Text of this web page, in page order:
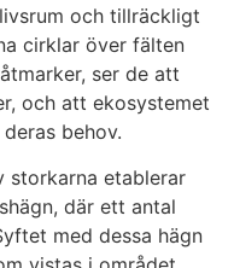
och tillräckligt
cirklar över fälten
ser de att
och att ekosystemet
behov.
storkarna etablerar
där ett antal
med dessa hägn